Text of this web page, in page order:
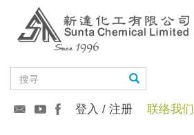
登入 / 注册 联络我们